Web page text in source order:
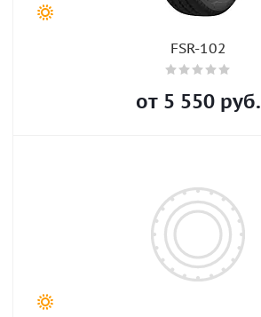
FSR-102
от 5 550руб.